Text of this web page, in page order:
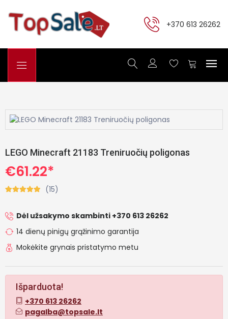
+370 613 26262
LEGO Minecraft 21183 Treniruočių poligonas
€61.22*
(15)
Dėl užsakymo skambinti +370 613 26262
14 dienų pinigų grąžinimo garantija
Mokėkite grynais pristatymo metu
Išparduota!
+370 613 26262
pagalba@topsale.lt